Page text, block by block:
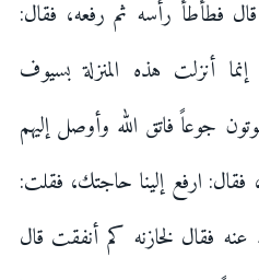
فطأطأ رأسه ثم رفعه، فقال:
أنزلت هذه المنزلة بسيوف
جوعاً فاتق الله وأوصل إليهم
ارفع إلينا حاجتك، فقلت:
فقال لخازنه كم أنفقت قال